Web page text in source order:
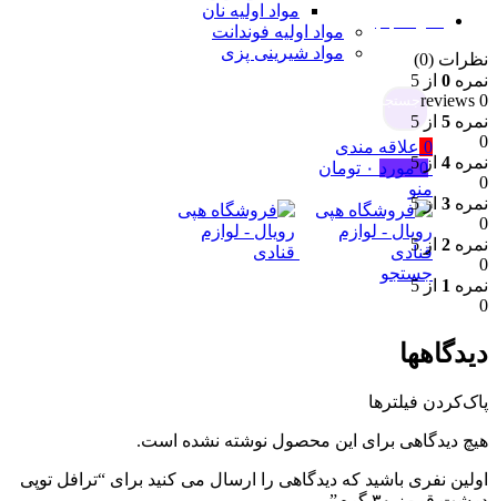
مواد اولیه نان
مواد اولیه فوندانت
مواد شیرینی پزی
0 علاقه مندی
0 مورد ۰ تومان
منو
جستجو
نظرات (0)
نمره 0 از 5
0 reviews
نمره 5 از 5
0
نمره 4 از 5
0
نمره 3 از 5
0
نمره 2 از 5
0
نمره 1 از 5
0
دیدگاهها
پاک‌کردن فیلترها
هیچ دیدگاهی برای این محصول نوشته نشده است.
اولین نفری باشید که دیدگاهی را ارسال می کنید برای “ترافل توپی